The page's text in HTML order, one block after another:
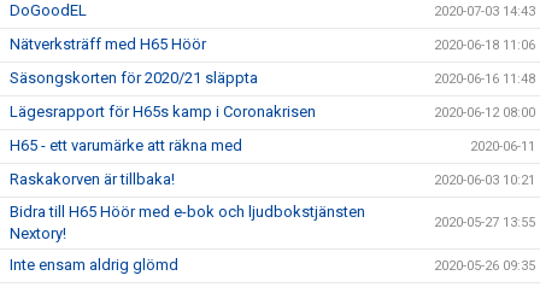
DoGoodEL 2020-07-03 14:43
Nätverksträff med H65 Höör 2020-06-18 11:06
Säsongskorten för 2020/21 släppta 2020-06-16 11:48
Lägesrapport för H65s kamp i Coronakrisen 2020-06-12 08:00
H65 - ett varumärke att räkna med 2020-06-11
Raskakorven är tillbaka! 2020-06-03 10:21
Bidra till H65 Höör med e-bok och ljudbokstjänsten
Nextory!
2020-05-27 13:55
Inte ensam aldrig glömd 2020-05-26 09:35